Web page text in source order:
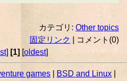
カテゴリ: Other topics
固定リンク
| コメント(0)
] [1] [oldest]
games BSD and Linux